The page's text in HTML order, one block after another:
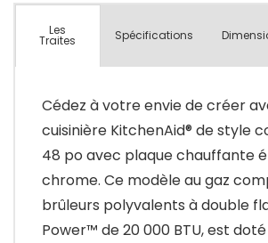
Les
Traites Spécifications
Cédez à votre envie de créer
cuisinière KitchenAid® de style
48 po avec plaque chauffante
chrome. Ce modèle au gaz
brûleurs polyvalents à double
Power™ de 20 000 BTU, est